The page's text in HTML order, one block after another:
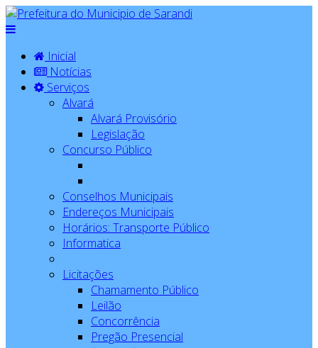
Inicial
Notícias
Serviços
Alvará
Alvará Provisório
Legislação
Concurso Público
Conselhos Municipais
Endereços Municipais
Horários: Transporte Público
Informatica
Licitações
Chamamento Público
Leilão
Concorrência
Pregão Presencial